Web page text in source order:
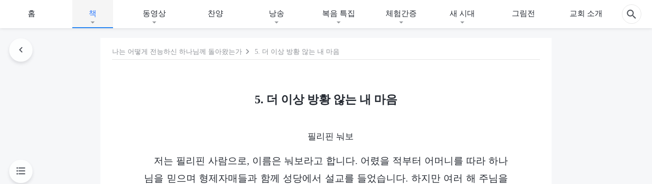
홈 책 동영상 찬양 낭송 복음 특집 체험간증 새 시대 그림전 교회 소개
나는 어떻게 전능하신 하나님께 돌아왔는가 5. 더 이상 방황 않는 내 마음
5. 더 이상 방황 않는 내 마음
필리핀 눠보
저는 필리핀 사람으로, 이름은 눠보라고 합니다. 어렸을 적부터 어머니를 따라 하나
님을 믿으며 형제자매들과 함께 성당에서 설교를 들었습니다. 하지만 여러 해 주님을